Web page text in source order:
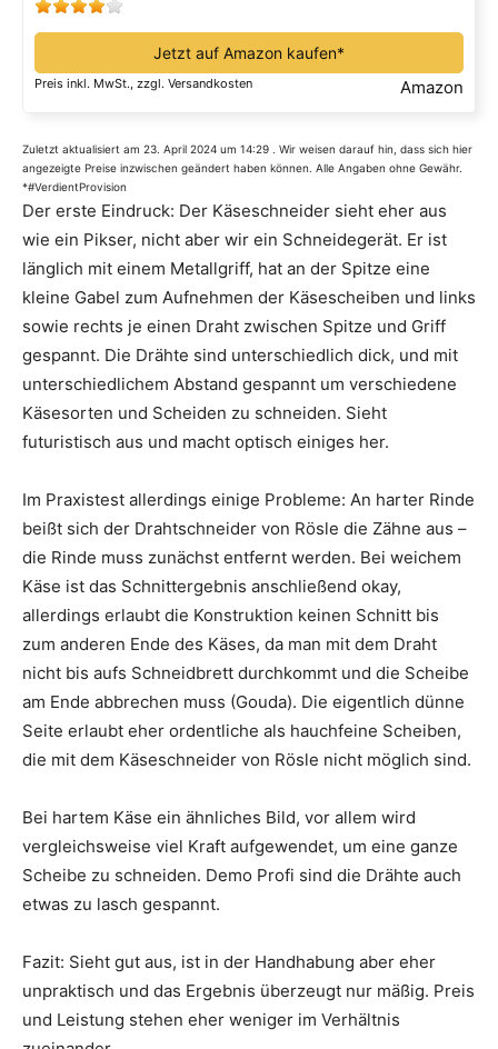
Jetzt auf Amazon kaufen*
Preis inkl. MwSt., zzgl. Versandkosten Amazon
Zuletzt aktualisiert am 23. April 2024 um 14:29 . Wir weisen darauf hin, dass sich hier
angezeigte Preise inzwischen geändert haben können. Alle Angaben ohne Gewähr.
*#VerdientProvision
Der erste Eindruck: Der Käseschneider sieht eher aus
wie ein Pikser, nicht aber wir ein Schneidegerät. Er ist
länglich mit einem Metallgriff, hat an der Spitze eine
kleine Gabel zum Aufnehmen der Käsescheiben und links
sowie rechts je einen Draht zwischen Spitze und Griff
gespannt. Die Drähte sind unterschiedlich dick, und mit
unterschiedlichem Abstand gespannt um verschiedene
Käsesorten und Scheiden zu schneiden. Sieht
futuristisch aus und macht optisch einiges her.
Im Praxistest allerdings einige Probleme: An harter Rinde
beißt sich der Drahtschneider von Rösle die Zähne aus –
die Rinde muss zunächst entfernt werden. Bei weichem
Käse ist das Schnittergebnis anschließend okay,
allerdings erlaubt die Konstruktion keinen Schnitt bis
zum anderen Ende des Käses, da man mit dem Draht
nicht bis aufs Schneidbrett durchkommt und die Scheibe
am Ende abbrechen muss (Gouda). Die eigentlich dünne
Seite erlaubt eher ordentliche als hauchfeine Scheiben,
die mit dem Käseschneider von Rösle nicht möglich sind.
Bei hartem Käse ein ähnliches Bild, vor allem wird
vergleichsweise viel Kraft aufgewendet, um eine ganze
Scheibe zu schneiden. Demo Profi sind die Drähte auch
etwas zu lasch gespannt.
Fazit: Sieht gut aus, ist in der Handhabung aber eher
unpraktisch und das Ergebnis überzeugt nur mäßig. Preis
und Leistung stehen eher weniger im Verhältnis